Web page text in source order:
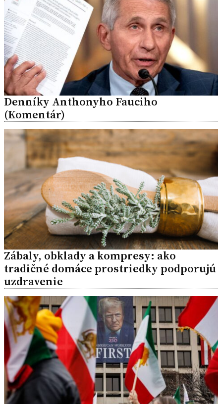
Denníky Anthonyho Fauciho
(Komentár)
Zábaly, obklady a kompresy: ako
tradičné domáce prostriedky podporujú
uzdravenie